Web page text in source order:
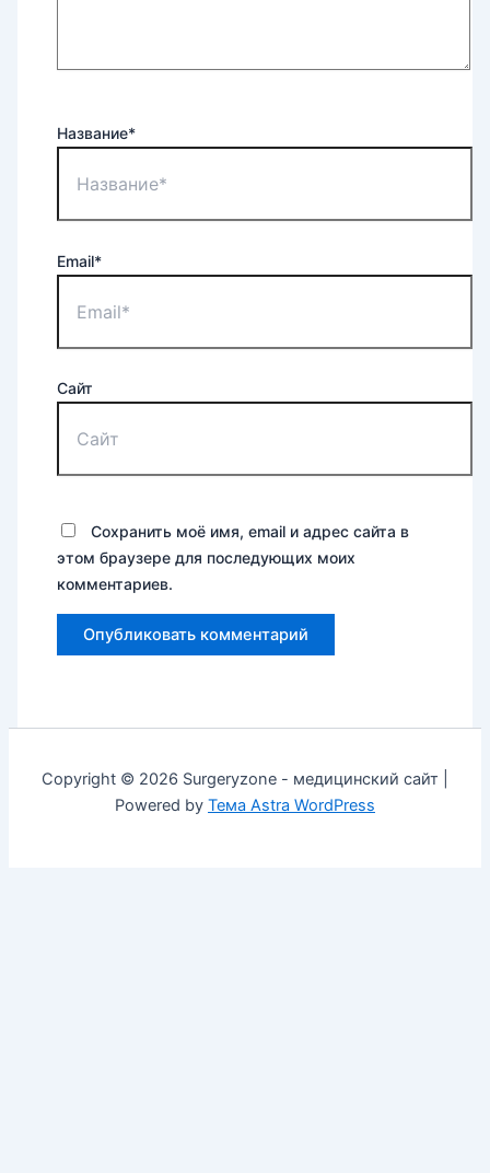
Название*
Email*
Сайт
Сохранить моё имя, email и адрес сайта в
этом браузере для последующих моих
комментариев.
Copyright © 2026 Surgeryzone - медицинский сайт |
Powered by Тема Astra WordPress